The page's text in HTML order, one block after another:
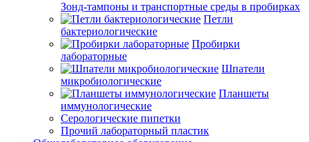
Зонд-тампоны и транспортные среды в пробирках
Петли
бактериологические
Пробирки
лабораторные
Шпатели
микробиологические
Планшеты
иммунологические
Серологические пипетки
Прочий лабораторный пластик